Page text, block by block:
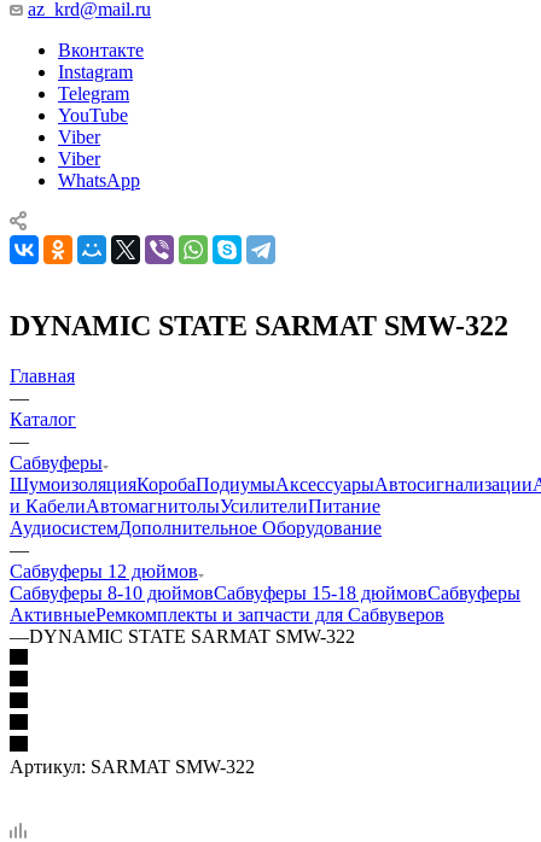
az_krd@mail.ru
Вконтакте
Instagram
Telegram
YouTube
Viber
Viber
WhatsApp
DYNAMIC STATE SARMAT SMW-322
Главная
—
Каталог
—
Сабвуферы
ШумоизоляцияКоробаПодиумыАксессуарыАвтосигнализации
и КабелиАвтомагнитолыУсилителиПитание
АудиосистемДополнительное Оборудование
—
Сабвуферы 12 дюймов
Сабвуферы 8-10 дюймовСабвуферы 15-18 дюймовСабвуферы
АктивныеРемкомплекты и запчасти для Сабвуверов
—DYNAMIC STATE SARMAT SMW-322
Артикул: SARMAT SMW-322